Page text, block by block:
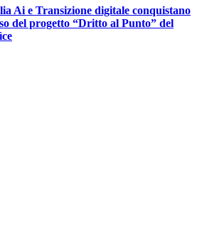
Ai e Transizione digitale conquistano
del progetto “Dritto al Punto” del